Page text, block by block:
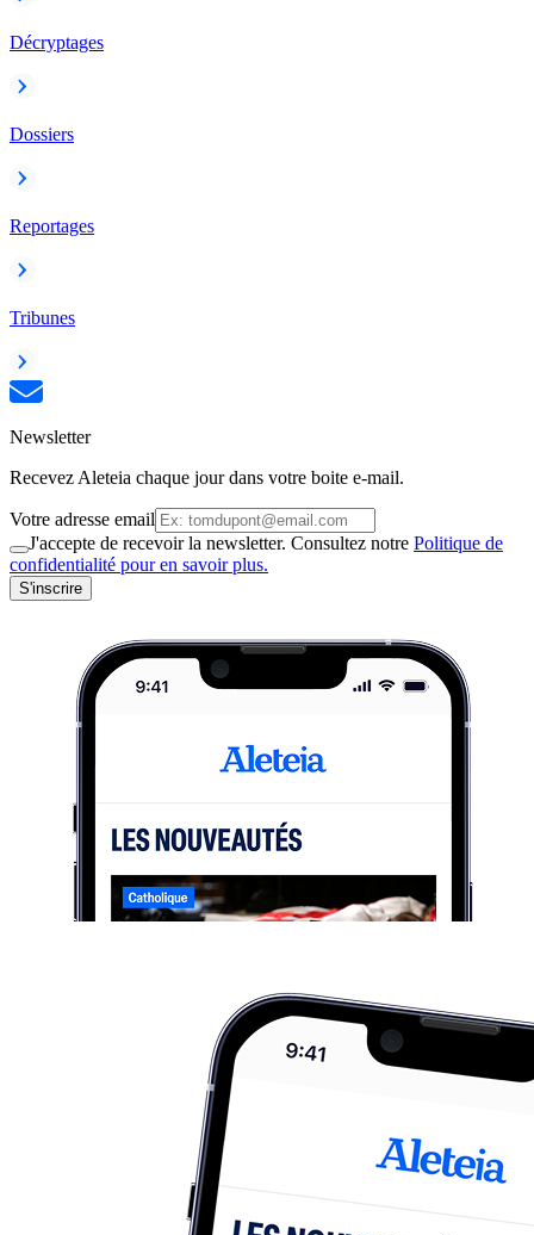
Décryptages
Dossiers
Reportages
Tribunes
Newsletter
Recevez Aleteia chaque jour dans votre boite e-mail.
Votre adresse email
J'accepte de recevoir la newsletter. Consultez notre Politique de
confidentialité pour en savoir plus.
S'inscrire